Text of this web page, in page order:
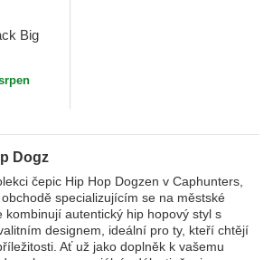
Big
Dogz
čepic Hip Hop Dogzen v Caphunters,
specializujícím se na městské
kombinují autentický hip hopový styl s
designem, ideální pro ty, kteří chtějí
Ať už jako doplněk k vašemu